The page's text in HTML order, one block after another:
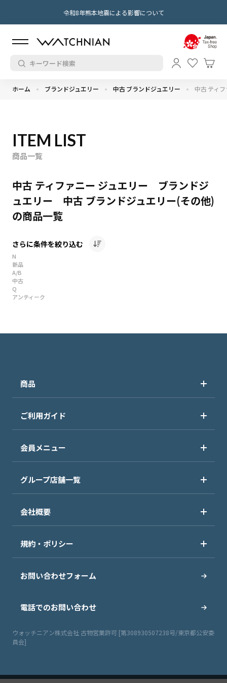
令和8年熊本地震による影響について
ホーム ブランドジュエリー 中古 ブランドジュエリー 中古 ティ
ITEM LIST
商品一覧
中古 ティファニー ジュエリー ブランドジ
ュエリー 中古 ブランドジュエリー(その他)
の商品一覧
さらに条件を絞り込む
N
新品
A/B
中古
Q
アンティーク
商品
ご利用ガイド
会員メニュー
グループ店舗一覧
会社概要
規約・ポリシー
お問い合わせフォーム
電話でのお問い合わせ
ウォッチニアン株式会社 古物営業許可 [第308930507238号/東京都公安委
員会]